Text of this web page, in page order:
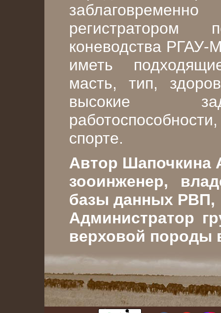
коневодства
иметь
масть, тип,
высокие
спорте.
Автор Шапочкина
зооинженер,
базы данных РВП,
Администратор
верховой породы